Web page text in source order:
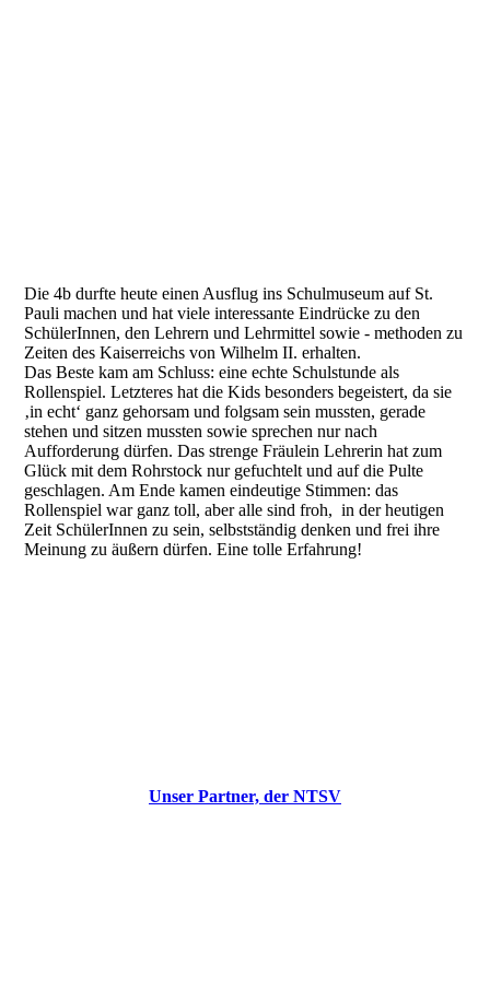
Die 4b durfte heute einen Ausflug ins Schulmuseum auf St.
Pauli machen und hat viele interessante Eindrücke zu den
SchülerInnen, den Lehrern und Lehrmittel sowie - methoden zu
Zeiten des Kaiserreichs von Wilhelm II. erhalten.
Das Beste kam am Schluss: eine echte Schulstunde als
Rollenspiel. Letzteres hat die Kids besonders begeistert, da sie
‚in echt‘ ganz gehorsam und folgsam sein mussten, gerade
stehen und sitzen mussten sowie sprechen nur nach
Aufforderung dürfen. Das strenge Fräulein Lehrerin hat zum
Glück mit dem Rohrstock nur gefuchtelt und auf die Pulte
geschlagen. Am Ende kamen eindeutige Stimmen: das
Rollenspiel war ganz toll, aber alle sind froh, in der heutigen
Zeit SchülerInnen zu sein, selbstständig denken und frei ihre
Meinung zu äußern dürfen. Eine tolle Erfahrung!
Unser Partner, der NTSV